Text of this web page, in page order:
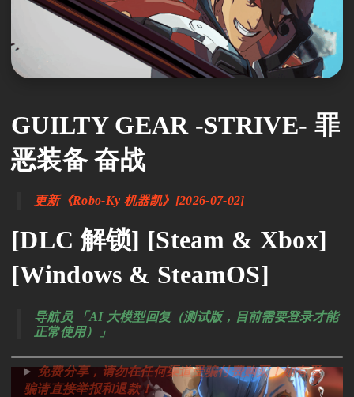
GUILTY GEAR -STRIVE- 罪
恶装备 奋战
更新《Robo-Ky 机器凯》[2026-07-02]
[DLC 解锁] [Steam & Xbox]
[Windows & SteamOS]
导航员 「AI 大模型回复（测试版，目前需要登录才能
正常使用）」
免费分享，请勿在任何渠道受骗付费购买！如有受
骗请直接举报和退款！